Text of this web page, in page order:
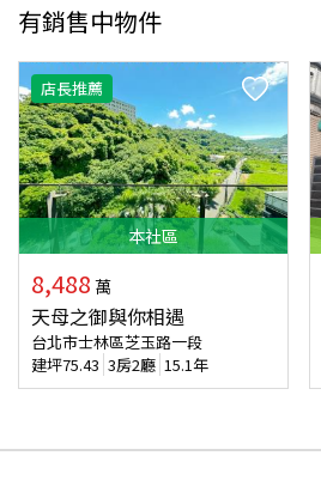
有銷售中物件
店長推薦
本社區
8,488 萬
天母之御與你相遇
台北市士林區芝玉路一段
建坪75.43 3房2廳 15.1年